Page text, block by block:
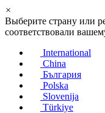
×
Выберите страну или
соответствовали
International
China
България
Polska
Slovenija
Türkiye